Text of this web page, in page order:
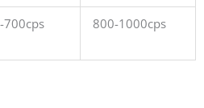
700cps 800-1000cps